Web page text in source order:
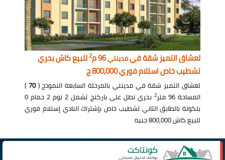
لعشاق التميز شقة فيمدينتي96 م 2للبيع كاش بحري
تشطيب خاص استلام فوري 800,000 ج
لعشاق التميز شقة في مدينتي بالمرحلة السابعة النموذج (70
)
المساحة 96 متر
2
بحري تطل على باركنج تشمل 2 نوم 2 حمام 0
بلكونة بالطابق الثاني تشطيب خاص بإشتراك النادي إستلام فوري
للبيع كاش 800,000 جنيه